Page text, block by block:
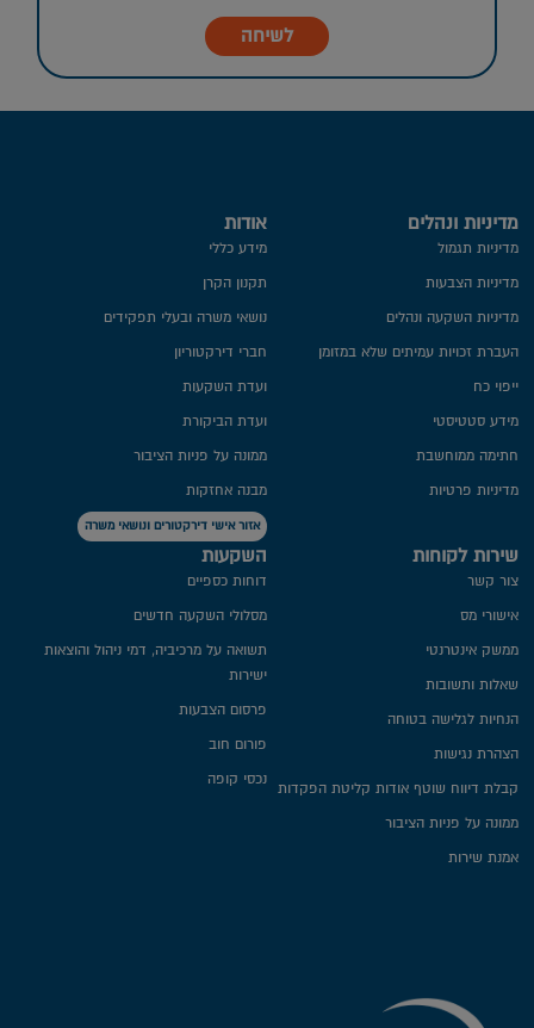
לשיחה
אודות
מידע כללי
תקנון הקרן
נושאי משרה ובעלי תפקידים
חברי דירקטוריון
ועדת השקעות
ועדת הביקורת
ממונה על פניות הציבור
מבנה אחזקות
אזור אישי דירקטורים ונושאי משרה
מדיניות ונהלים
מדיניות תגמול
מדיניות הצבעות
מדיניות השקעה ונהלים
העברת זכויות עמיתים שלא במזומן
ייפוי כח
מידע סטטיסטי
חתימה ממוחשבת
מדיניות פרטיות​
השקעות
דוחות כספיים
מסלולי השקעה חדשים
תשואה על מרכיביה, דמי ניהול והוצאות
ישירות
פרסום הצבעות
פורום חוב
נכסי קופה
שירות לקוחות
צור קשר
אישורי מס
ממשק אינטרנטי
שאלות ותשובות
הנחיות לגלישה בטוחה
הצהרת נגישות
קבלת דיווח שוטף אודות קליטת הפקדות
ממונה על פניות הציבור
אמנת שירות